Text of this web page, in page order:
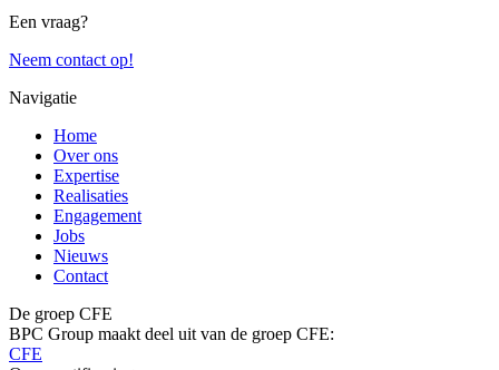
Een vraag?
Neem contact op!
Navigatie
Home
Over ons
Expertise
Realisaties
Engagement
Jobs
Nieuws
Contact
De groep CFE
BPC Group maakt deel uit van de groep CFE:
CFE